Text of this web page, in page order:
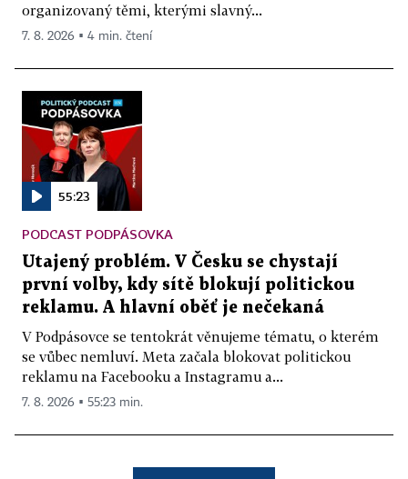
organizovaný těmi, kterými slavný...
7. 8. 2026 ▪ 4 min. čtení
55:23
PODCAST PODPÁSOVKA
Utajený problém. V Česku se chystají
první volby, kdy sítě blokují politickou
reklamu. A hlavní oběť je nečekaná
V Podpásovce se tentokrát věnujeme tématu, o kterém
se vůbec nemluví. Meta začala blokovat politickou
reklamu na Facebooku a Instagramu a...
7. 8. 2026 ▪ 55:23 min.